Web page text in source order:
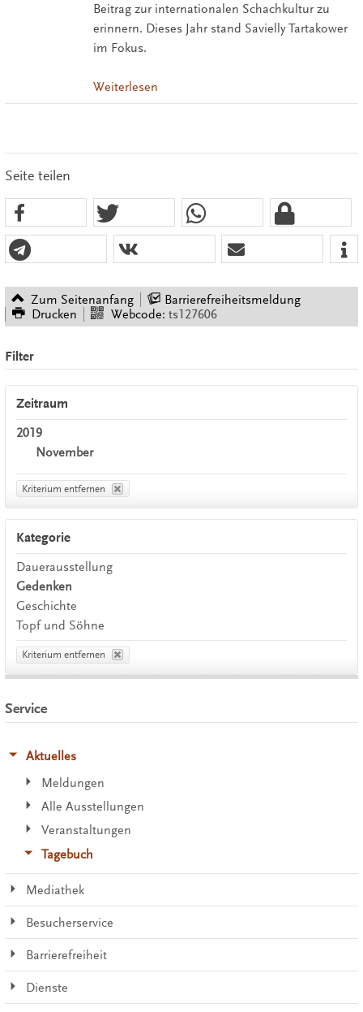
Beitrag zur internationalen Schachkultur zu
erinnern. Dieses Jahr stand Savielly Tartakower
im Fokus.
Weiterlesen
Seite teilen
Zum Seitenanfang
Barrierefreiheitsmeldung
Drucken
Webcode: ts127606
Filter
Zeitraum
2019
November
Kriterium entfernen
Kategorie
Dauerausstellung
Gedenken
Geschichte
Topf und Söhne
Kriterium entfernen
Service
Aktuelles
Meldungen
Alle Ausstellungen
Veranstaltungen
Tagebuch
Mediathek
Besucherservice
Barrierefreiheit
Dienste